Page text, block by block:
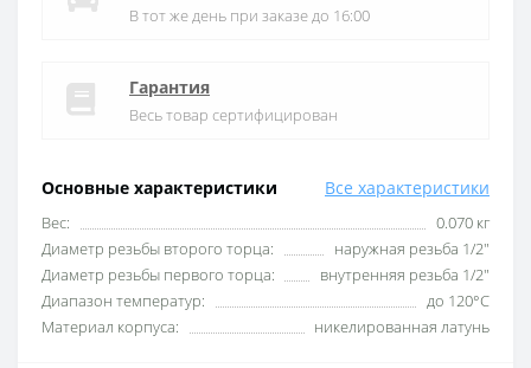
Основные характеристики Все характеристики
Вес:
0.070 кг
Диаметр резьбы второго торца:
наружная резьба 1/2″
Диаметр резьбы первого торца:
внутренняя резьба 1/2″
Диапазон температур:
до 120°С
Материал корпуса:
никелированная латунь
В тот же день при заказе до 16:00
Гарантия
Весь товар сертифицирован